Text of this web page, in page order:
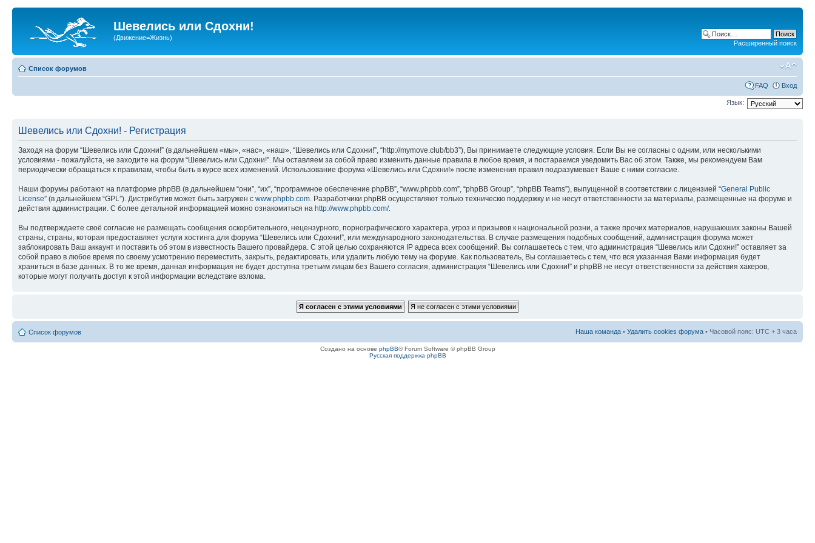
Шевелись или Сдохни!
(Движение=Жизнь)
Расширенный поиск
Список форумов
FAQ Вход
Язык:
Шевелись или Сдохни! - Регистрация
Заходя на форум “Шевелись или Сдохни!” (в дальнейшем «мы», «нас», «наш», “Шевелись или Сдохни!”, “http://mymove.club/bb3”), Вы принимаете следующие условия. Если Вы не согласны с одним, или несколькими
условиями - пожалуйста, не заходите на форум “Шевелись или Сдохни!”. Мы оставляем за собой право изменить данные правила в любое время, и постараемся уведомить Вас об этом. Также, мы рекомендуем Вам
периодически обращаться к правилам, чтобы быть в курсе всех изменений. Использование форума «Шевелись или Сдохни!» после изменения правил подразумевает Ваше с ними согласие.
Наши форумы работают на платформе phpBB (в дальнейшем “они”, “их”, “программное обеспечение phpBB”, “www.phpbb.com”, “phpBB Group”, “phpBB Teams”), выпущенной в соответствии с лицензией “General Public
License” (в дальнейшем “GPL”). Дистрибутив может быть загружен с www.phpbb.com. Разработчики phpBB осуществляют только техническю поддержку и не несут ответственности за материалы, размещенные на форуме и
действия администрации. С более детальной информацией можно ознакомиться на http://www.phpbb.com/.
Вы подтверждаете своё согласие не размещать сообщения оскорбительного, нецензурного, порнографического характера, угроз и призывов к национальной розни, а также прочих материалов, нарушаюших законы Вашей
страны, страны, которая предоставляет услуги хостинга для форума “Шевелись или Сдохни!”, или международного законодательства. В случае размещения подобных сообщений, администрация форума может
заблокировать Ваш аккаунт и поставить об этом в известность Вашего провайдера. С этой целью сохраняются IP адреса всех сообщений. Вы соглашаетесь с тем, что администрация “Шевелись или Сдохни!” оставляет за
собой право в любое время по своему усмотрению переместить, закрыть, редактировать, или удалить любую тему на форуме. Как пользователь, Вы соглашаетесь с тем, что вся указанная Вами информация будет
храниться в базе данных. В то же время, данная информация не будет доступна третьим лицам без Вашего согласия, администрация “Шевелись или Сдохни!” и phpBB не несут ответственности за действия хакеров,
которые могут получить доступ к этой информации вследствие взлома.
Список форумов Наша команда • Удалить cookies форума • Часовой пояс: UTC + 3 часа
Создано на основе phpBB® Forum Software © phpBB Group
Русская поддержка phpBB